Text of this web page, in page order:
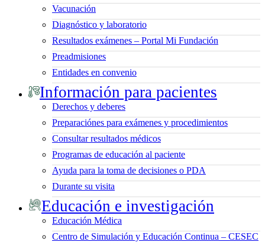
Vacunación
Diagnóstico y laboratorio
Resultados exámenes – Portal Mi Fundación
Preadmisiones
Entidades en convenio
Información para pacientes
Derechos y deberes
Preparaciónes para exámenes y procedimientos
Consultar resultados médicos
Programas de educación al paciente
Ayuda para la toma de decisiones o PDA
Durante su visita
Educación e investigación
Educación Médica
Centro de Simulación y Educación Continua – CESEC